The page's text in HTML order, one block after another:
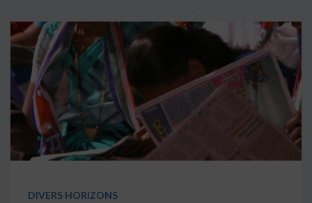
DIVERS HORIZONS